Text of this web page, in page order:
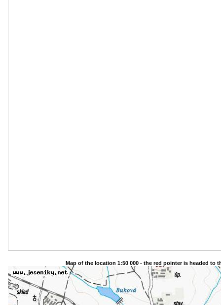
Map of the location 1:50 000 - the red pointer is headed to